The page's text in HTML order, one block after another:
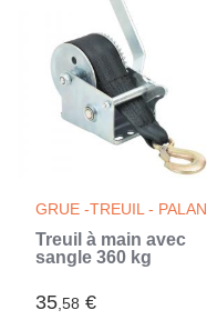
GRUE -TREUIL - PALAN
Treuil à main avec
sangle 360 kg
35,58 €